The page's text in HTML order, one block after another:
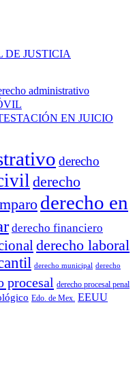
DE JUSTICIA
administrativo
EN JUICIO
derecho
derecho
derecho en
derecho financiero
derecho laboral
derecho municipal derecho
procesal derecho procesal penal
Edo. de Mex. EEUU